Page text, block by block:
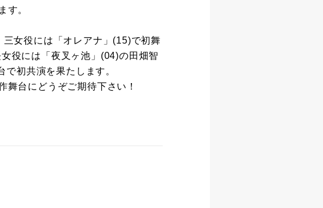
す。
女役には「オレアナ」(15)で初舞
役には「夜叉ヶ池」(04)の田畑智
初共演を果たします。
舞台にどうぞご期待下さい！